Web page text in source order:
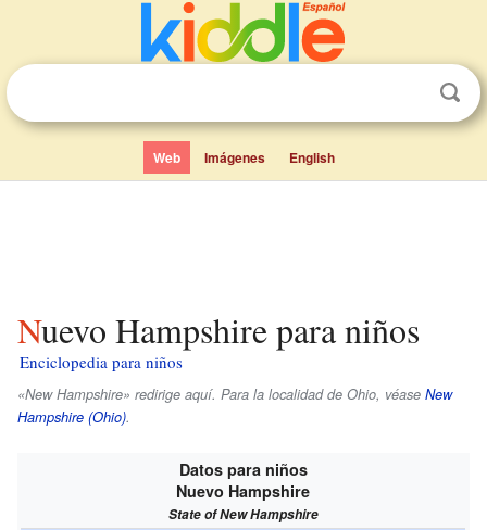
Web Imágenes English
Nuevo Hampshire para niños
Enciclopedia para niños
«New Hampshire» redirige aquí. Para la localidad de Ohio, véase New
Hampshire (Ohio).
Datos para niños
Nuevo Hampshire
State of New Hampshire